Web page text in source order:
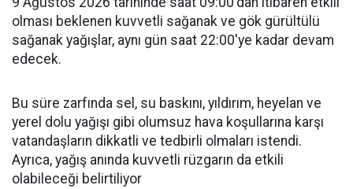
olması beklenen kuvvetli sağanak ve gök gürültülü
sağanak yağışlar, aynı gün saat 22:00'ye kadar devam
edecek.
Bu süre zarfında sel, su baskını, yıldırım, heyelan ve
yerel dolu yağışı gibi olumsuz hava koşullarına karşı
vatandaşların dikkatli ve tedbirli olmaları istendi.
Ayrıca, yağış anında kuvvetli rüzgarın da etkili
olabileceği belirtiliyor